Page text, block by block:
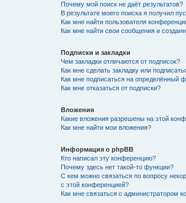
Почему мой поиск не даёт результатов?
В результате моего поиска я получил
Как мне найти пользователя
Как мне найти свои сообщения и
Подписки и закладки
Чем закладки отличаются от подписок?
Как мне сделать закладку или
Как мне подписаться на определённый
Как мне отказаться от подписки?
Вложения
Какие вложения разрешены на этой
Как мне найти мои вложения?
Информация о phpBB
Кто написал эту конференцию?
Почему здесь нет такой-то функции?
С кем можно связаться по вопросу
с этой конференцией?
Как мне связаться с администратором